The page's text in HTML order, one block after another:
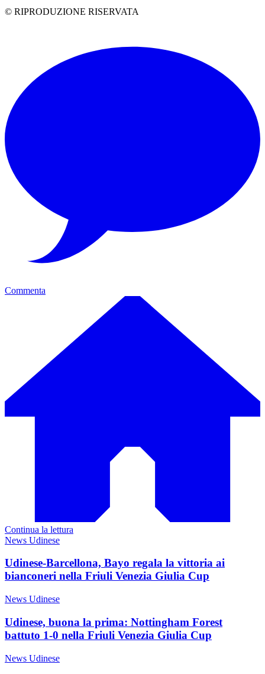
© RIPRODUZIONE RISERVATA
Commenta
Continua la lettura
News Udinese
Udinese-Barcellona, Bayo regala la vittoria ai
bianconeri nella Friuli Venezia Giulia Cup
News Udinese
Udinese, buona la prima: Nottingham Forest
battuto 1-0 nella Friuli Venezia Giulia Cup
News Udinese